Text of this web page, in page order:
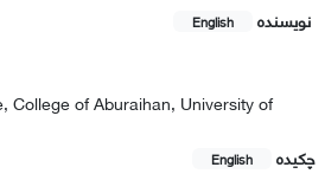
نویسنده English
College of Aburaihan, University of
چکیده
English